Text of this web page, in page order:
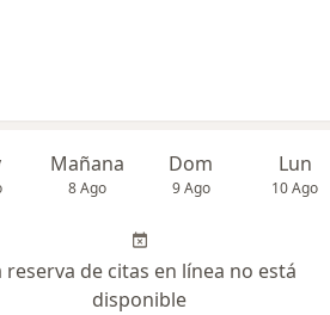
Mañana
8 Ago
Dom
9 Ago
Lun
10 Ago
reserva de citas en línea no está
disponible